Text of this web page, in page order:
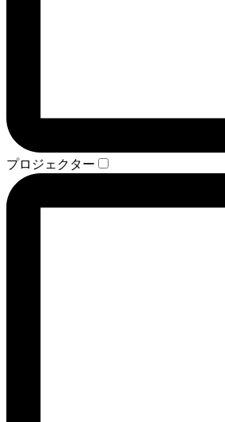
プロジェクター